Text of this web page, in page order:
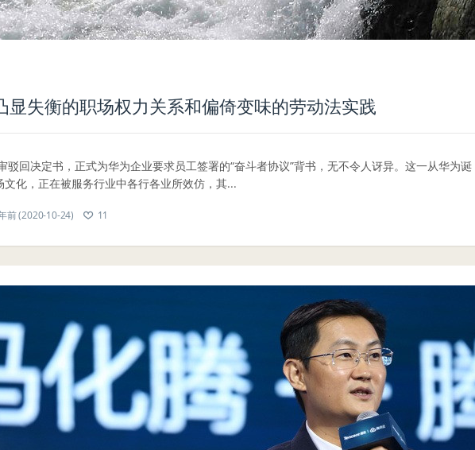
显失衡的职场权力关系和偏倚变味的劳动法实践
驳回决定书，正式为华为企业要求员工签署的“奋斗者协议”背书，无不令人讶异。这一从华为诞
文化，正在被服务行业中各行各业所效仿，其...
前 (2020-10-24) 11